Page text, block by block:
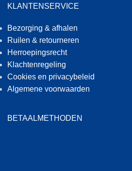
KLANTENSERVICE
Bezorging & afhalen
Ruilen & retourneren
Herroepingsrecht
Klachtenregeling
Cookies en privacybeleid
Algemene voorwaarden
BETAALMETHODEN